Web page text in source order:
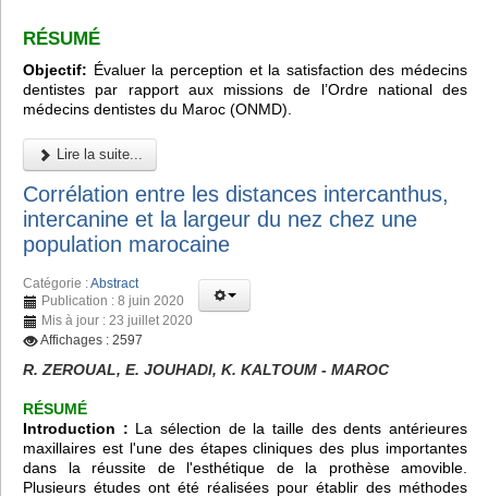
RÉSUMÉ
Objectif: Évaluer la perception et la satisfaction des médecins
dentistes par rapport aux missions de l’Ordre national des
médecins dentistes du Maroc (ONMD).
Lire la suite...
Corrélation entre les distances intercanthus,
intercanine et la largeur du nez chez une
population marocaine
Catégorie :Abstract
Publication : 8 juin 2020
Mis à jour : 23 juillet 2020
Affichages : 2597
R. ZEROUAL, E. JOUHADI, K. KALTOUM - MAROC
RÉSUMÉ
Introduction : La sélection de la taille des dents antérieures
maxillaires est l'une des étapes cliniques des plus importantes
dans la réussite de l'esthétique de la prothèse amovible.
Plusieurs études ont été réalisées pour établir des méthodes